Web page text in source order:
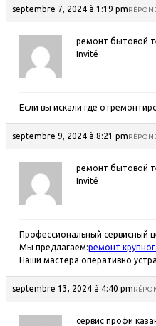
septembre 7, 2024 à 1:19 pm
ремонт бытовой
Invité
Если вы искали где
septembre 9, 2024 à 8:21 pm
ремонт бытовой
Invité
Профессиональный сервисный
Мы предлагаем:ремонт
Наши мастера оперативно
septembre 13, 2024 à 4:40 pm
сервис профи